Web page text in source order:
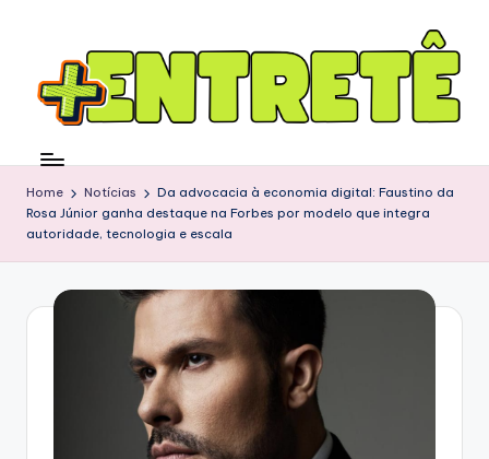
Home Notícias
Da advocacia à economia digital: Faustino da
Rosa Júnior ganha destaque na Forbes por modelo que integra
autoridade, tecnologia e escala